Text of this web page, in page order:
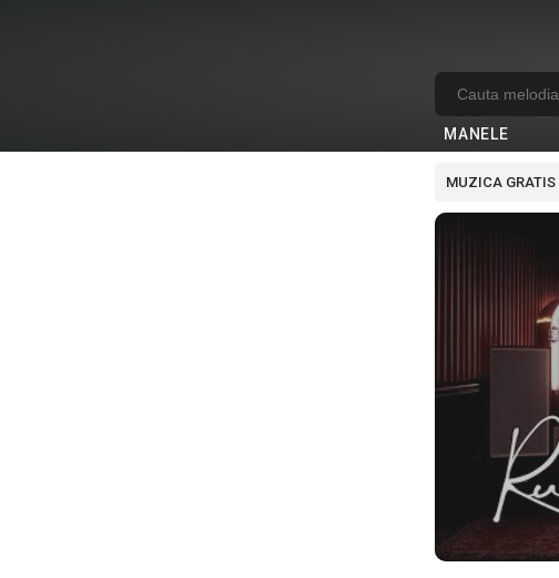
MANELE
MUZICA GRATIS